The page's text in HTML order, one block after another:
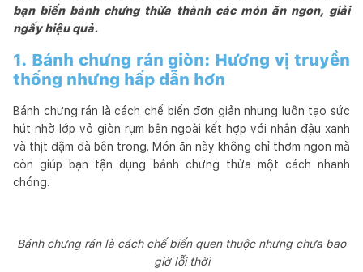
bạn biến bánh chưng thừa thành các món ăn ngon, giải
ngấy hiệu quả.
1. Bánh chưng rán giòn: Hương vị truyền
thống nhưng hấp dẫn hơn
Bánh chưng rán là cách chế biến đơn giản nhưng luôn tạo sức
hút nhờ lớp vỏ giòn rụm bên ngoài kết hợp với nhân đậu xanh
và thịt đậm đà bên trong. Món ăn này không chỉ thơm ngon mà
còn giúp bạn tận dụng bánh chưng thừa một cách nhanh
chóng.
Bánh chưng rán là cách chế biến quen thuộc nhưng chưa bao
giờ lỗi thời